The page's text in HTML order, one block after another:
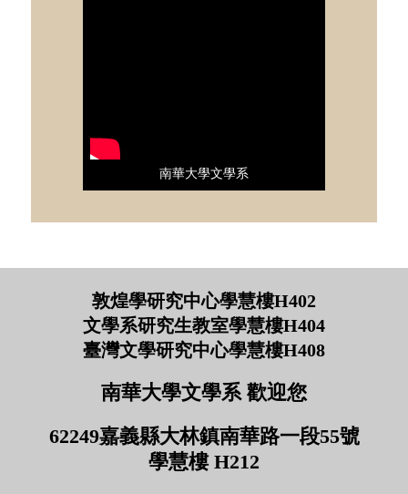
南華大學文學系
敦煌學研究中心學慧樓H402
文學系研究生教室學慧樓H404
臺灣文學研究中心學慧樓H408
南華大學文學系 歡迎您
62249嘉義縣大林鎮南華路一段55號
學慧樓 H212